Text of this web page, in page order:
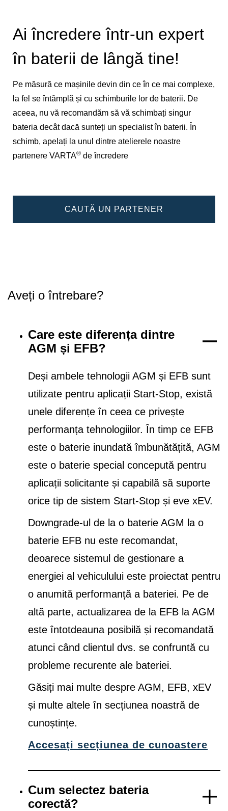
Ai încredere într-un expert
în baterii de lângă tine!
Pe măsură ce mașinile devin din ce în ce mai complexe,
la fel se întâmplă și cu schimburile lor de baterii. De
aceea, nu vă recomandăm să vă schimbați singur
bateria decât dacă sunteți un specialist în baterii. În
schimb, apelați la unul dintre atelierele noastre
partenere VARTA® de încredere
CAUTĂ UN PARTENER
Aveți o întrebare?
Care este diferența dintre
AGM și EFB?
Deși ambele tehnologii AGM și EFB sunt
utilizate pentru aplicații Start-Stop, există
unele diferențe în ceea ce privește
performanța tehnologiilor. În timp ce EFB
este o baterie inundată îmbunătățită, AGM
este o baterie special concepută pentru
aplicații solicitante și capabilă să suporte
orice tip de sistem Start-Stop și eve xEV.
Downgrade-ul de la o baterie AGM la o
baterie EFB nu este recomandat,
deoarece sistemul de gestionare a
energiei al vehiculului este proiectat pentru
o anumită performanță a bateriei. Pe de
altă parte, actualizarea de la EFB la AGM
este întotdeauna posibilă și recomandată
atunci când clientul dvs. se confruntă cu
probleme recurente ale bateriei.
Găsiți mai multe despre AGM, EFB, xEV
și multe altele în secțiunea noastră de
cunoștințe.
Accesați secțiunea de cunoastere
Cum selectez bateria
corectă?